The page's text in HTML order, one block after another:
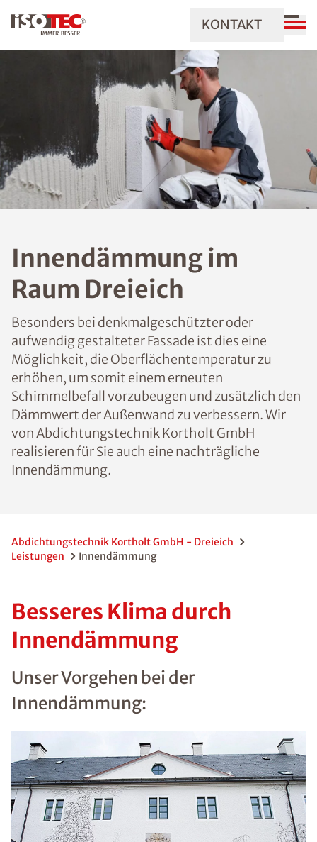
KONTAKT
Innendämmung im
Raum Dreieich
Besonders bei denkmalgeschützter oder
aufwendig gestalteter Fassade ist dies eine
Möglichkeit, die Oberflächentemperatur zu
erhöhen, um somit einem erneuten
Schimmelbefall vorzubeugen und zusätzlich den
Dämmwert der Außenwand zu verbessern. Wir
von Abdichtungstechnik Kortholt GmbH
realisieren für Sie auch eine nachträgliche
Innendämmung.
Abdichtungstechnik Kortholt GmbH - Dreieich
Leistungen
Innendämmung
Besseres Klima durch
Innendämmung
Unser Vorgehen bei der
Innendämmung: